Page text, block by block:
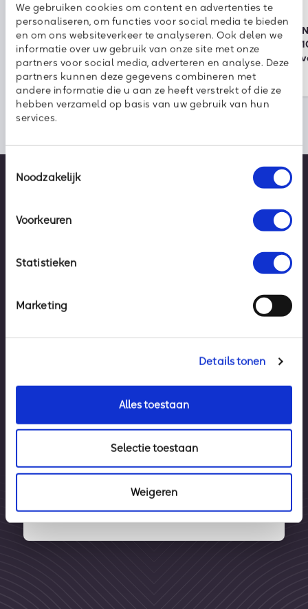
We gebruiken cookies om content en advertenties te
personaliseren, om functies voor social media te bieden
en om ons websiteverkeer te analyseren. Ook delen we
informatie over uw gebruik van onze site met onze
partners voor social media, adverteren en analyse. Deze
partners kunnen deze gegevens combineren met
andere informatie die u aan ze heeft verstrekt of die ze
hebben verzameld op basis van uw gebruik van hun
services.
Noodzakelijk
Voorkeuren
Statistieken
Marketing
Details tonen
Alles toestaan
Selectie toestaan
Weigeren
2 augustus 2026
Klaar voor vakantie? Zo houd je
cybercriminelen buiten de deur
30 juli 2026
Onze partner
wereldwijde top
duurzame
Vertrouwen op een zorgeloze digitale
Zo eenvoudig. Zo Axoft.
Neem contact op met Wim voor advies op maat.
Mail Wim